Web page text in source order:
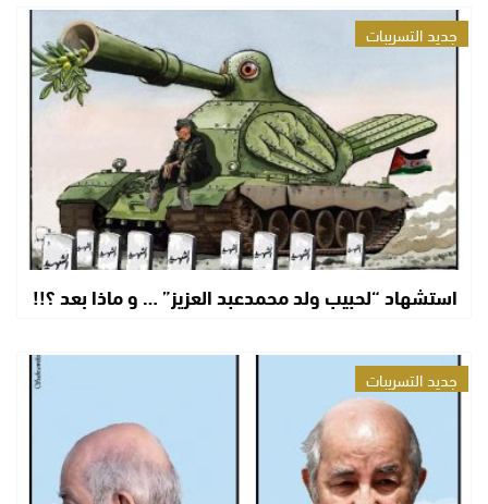
جديد التسريبات
استشهاد “لحبيب ولد محمدعبد العزيز” … و ماذا بعد ؟!!
جديد التسريبات